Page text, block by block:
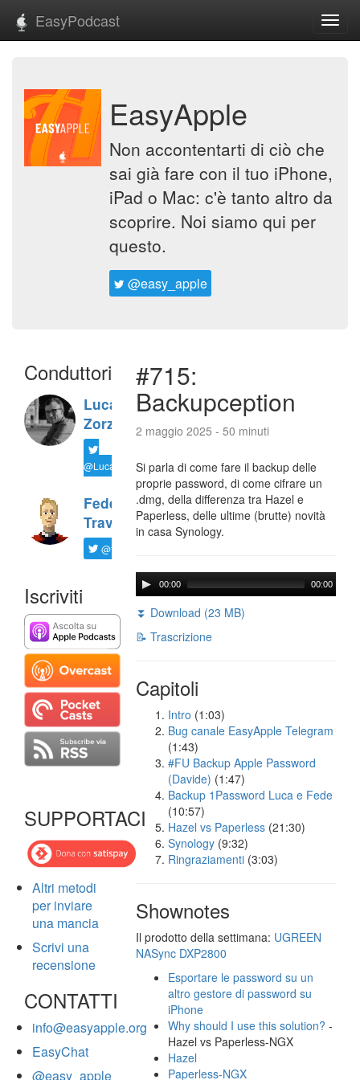
EasyPodcast
EasyApple
Non accontentarti di ciò che
sai già fare con il tuo iPhone,
iPad o Mac: c'è tanto altro da
scoprire. Noi siamo qui per
questo.
@easy_apple
Conduttori
Luca
Zorzi
@LucaTNT
Federico
Travaini
@ftrava
Iscriviti
SUPPORTACI
Altri metodi
per inviare
una mancia
Scrivi una
recensione
CONTATTI
info@easyapple.org
EasyChat
@easy_apple
#715:
Backupception
2 maggio 2025 - 50 minuti
Si parla di come fare il backup delle
proprie password, di come cifrare un
.dmg, della differenza tra Hazel e
Paperless, delle ultime (brutte) novità
in casa Synology.
00:00 00:00
⏬ Download (23 MB)
📝 Trascrizione
Capitoli
Intro (1:03)
Bug canale EasyApple Telegram
(1:43)
#FU Backup Apple Password
(Davide) (1:47)
Backup 1Password Luca e Fede
(10:57)
Hazel vs Paperless (21:30)
Synology (9:32)
Ringraziamenti (3:03)
Shownotes
Il prodotto della settimana: UGREEN
NASync DXP2800
Esportare le password su un
altro gestore di password su
iPhone
Why should I use this solution? -
Hazel vs Paperless-NGX
Hazel
Paperless-NGX